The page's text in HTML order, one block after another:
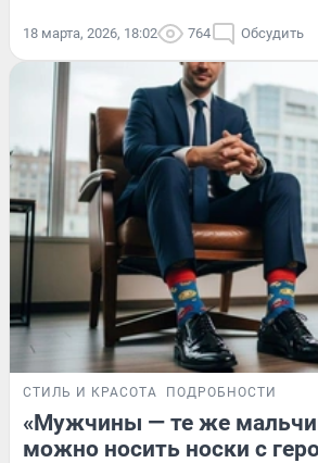
18 марта, 2026, 18:02 764 Обсудить
СТИЛЬ И КРАСОТА ПОДРОБНОСТИ
«Мужчины — те же
можно носить носки с